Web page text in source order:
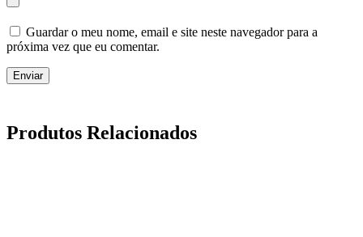
Guardar o meu nome, email e site neste navegador para a
próxima vez que eu comentar.
Enviar
Produtos Relacionados